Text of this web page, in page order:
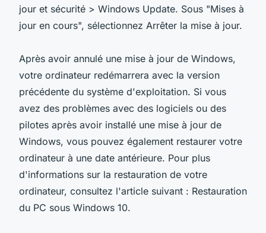
jour et sécurité > Windows Update. Sous "Mises à
jour en cours", sélectionnez Arrêter la mise à jour.
Après avoir annulé une mise à jour de Windows,
votre ordinateur redémarrera avec la version
précédente du système d'exploitation. Si vous
avez des problèmes avec des logiciels ou des
pilotes après avoir installé une mise à jour de
Windows, vous pouvez également restaurer votre
ordinateur à une date antérieure. Pour plus
d'informations sur la restauration de votre
ordinateur, consultez l'article suivant : Restauration
du PC sous Windows 10.